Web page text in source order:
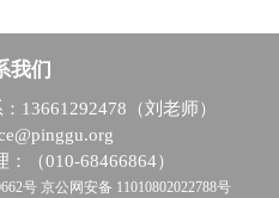
我们
13661292478（刘老师）
（010-68466864）
号 京公网安备 11010802022788号